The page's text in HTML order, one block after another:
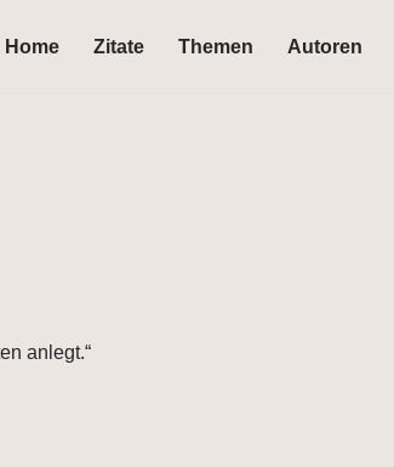
Home Zitate Themen Autoren
anlegt.“